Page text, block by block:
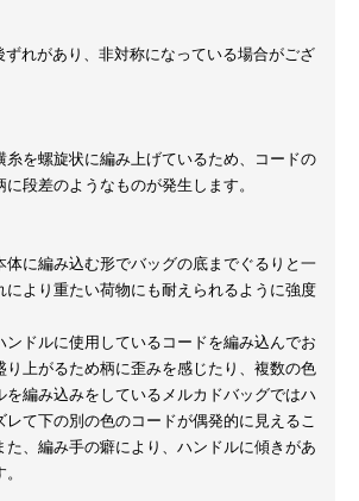
れがあり、非対称になっている場合がござ
糸を螺旋状に編み上げているため、コードの
段差のようなものが発生します。
体に編み込む形でバッグの底までぐるりと一
により重たい荷物にも耐えられるように強度
ンドルに使用しているコードを編み込んでお
り上がるため柄に歪みを感じたり、複数の色
を編み込みをしているメルカドバッグではハ
レて下の別の色のコードが偶発的に見えるこ
た、編み手の癖により、ハンドルに傾きがあ